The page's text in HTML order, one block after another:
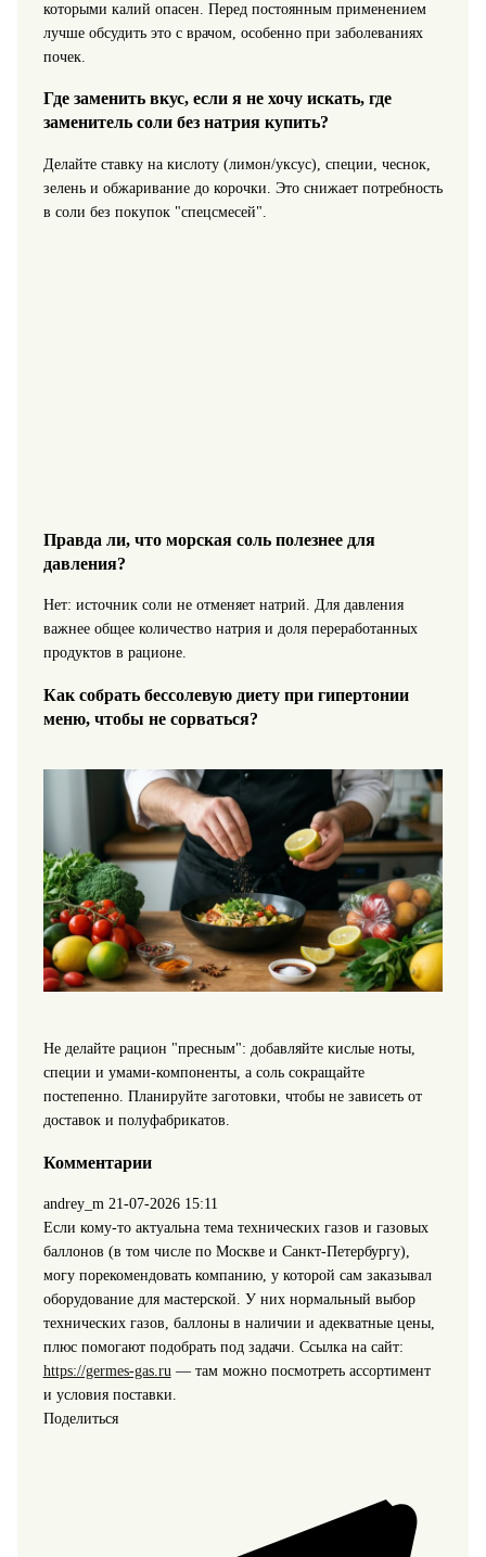
которыми калий опасен. Перед постоянным применением
лучше обсудить это с врачом, особенно при заболеваниях
почек.
Где заменить вкус, если я не хочу искать, где
заменитель соли без натрия купить?
Делайте ставку на кислоту (лимон/уксус), специи, чеснок,
зелень и обжаривание до корочки. Это снижает потребность
в соли без покупок "спецсмесей".
Правда ли, что морская соль полезнее для
давления?
Нет: источник соли не отменяет натрий. Для давления
важнее общее количество натрия и доля переработанных
продуктов в рационе.
Как собрать бессолевую диету при гипертонии
меню, чтобы не сорваться?
Не делайте рацион "пресным": добавляйте кислые ноты,
специи и умами-компоненты, а соль сокращайте
постепенно. Планируйте заготовки, чтобы не зависеть от
доставок и полуфабрикатов.
Комментарии
andrey_m 21-07-2026 15:11
Если кому-то актуальна тема технических газов и газовых
баллонов (в том числе по Москве и Санкт-Петербургу),
могу порекомендовать компанию, у которой сам заказывал
оборудование для мастерской. У них нормальный выбор
технических газов, баллоны в наличии и адекватные цены,
плюс помогают подобрать под задачи. Ссылка на сайт:
https://germes-gas.ru— там можно посмотреть ассортимент
и условия поставки.
Поделиться